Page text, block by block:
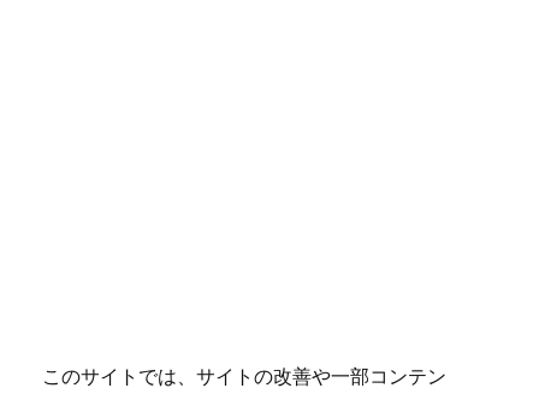
このサイトでは、サイトの改善や一部コンテン